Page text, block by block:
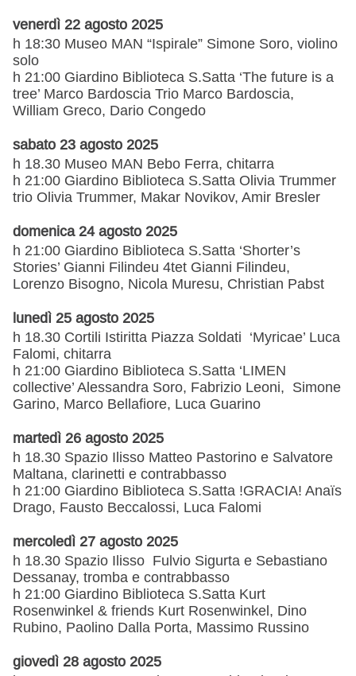
venerdì 22 agosto 2025
h 18:30 Museo MAN “Ispirale” Simone Soro, violino
solo
h 21:00 Giardino Biblioteca S.Satta ‘The future is a
tree’ Marco Bardoscia Trio Marco Bardoscia,
William Greco, Dario Congedo
sabato 23 agosto 2025
h 18.30 Museo MAN Bebo Ferra, chitarra
h 21:00 Giardino Biblioteca S.Satta Olivia Trummer
trio Olivia Trummer, Makar Novikov, Amir Bresler
domenica 24 agosto 2025
h 21:00 Giardino Biblioteca S.Satta ‘Shorter’s
Stories’ Gianni Filindeu 4tet Gianni Filindeu,
Lorenzo Bisogno, Nicola Muresu, Christian Pabst
lunedì 25 agosto 2025
h 18.30 Cortili Istiritta Piazza Soldati ‘Myricae’ Luca
Falomi, chitarra
h 21:00 Giardino Biblioteca S.Satta ‘LIMEN
collective’ Alessandra Soro, Fabrizio Leoni, Simone
Garino, Marco Bellafiore, Luca Guarino
martedì 26 agosto 2025
h 18.30 Spazio Ilisso Matteo Pastorino e Salvatore
Maltana, clarinetti e contrabbasso
h 21:00 Giardino Biblioteca S.Satta !GRACIA! Anaïs
Drago, Fausto Beccalossi, Luca Falomi
mercoledì 27 agosto 2025
h 18.30 Spazio Ilisso Fulvio Sigurta e Sebastiano
Dessanay, tromba e contrabbasso
h 21:00 Giardino Biblioteca S.Satta Kurt
Rosenwinkel & friends Kurt Rosenwinkel, Dino
Rubino, Paolino Dalla Porta, Massimo Russino
giovedì 28 agosto 2025